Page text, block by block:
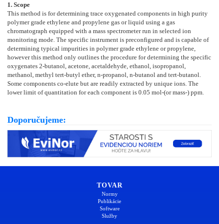
1. Scope
This method is for determining trace oxygenated components in high purity
polymer grade ethylene and propylene gas or liquid using a gas
chromatograph equipped with a mass spectrometer run in selected ion
monitoring mode. The specific instrument is preconfigured and is capable of
determining typical impurities in polymer grade ethylene or propylene,
however this method only outlines the procedure for determining the specific
oxygenates 2-butanol, acetone, acetaldehyde, ethanol, isopropanol,
methanol, methyl tert-butyl ether, n-propanol, n-butanol and tert-butanol.
Some components co-elute but are readily extracted by unique ions. The
lower limit of quantitation for each component is 0.05 mol-(or mass-) ppm.
Doporučujeme:
TOVAR
Normy
Publikácie
Software
Služby